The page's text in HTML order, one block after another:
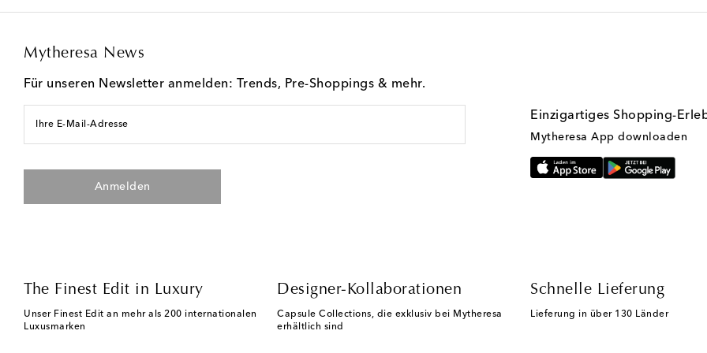
Mytheresa News
Für unseren Newsletter anmelden: Trends, Pre-Shoppings & mehr.
Ihre E-Mail-Adresse
Anmelden
Einzigartiges Shopping-
Mytheresa App downloaden
The Finest Edit in Luxury
Unser Finest Edit an mehr als 200 internationalen
Luxusmarken
Designer-Kollaborationen
Capsule Collections, die exklusiv bei Mytheresa
erhältlich sind
Schnelle Lieferung
Lieferung in über 130 Länder